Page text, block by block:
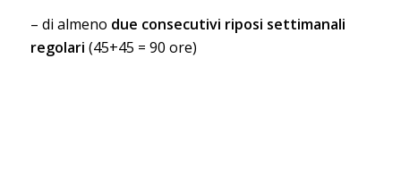
– di almeno due consecutivi riposi settimanali
regolari (45+45 = 90 ore)